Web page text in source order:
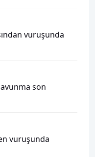
vuruşunda
son
vuruşunda